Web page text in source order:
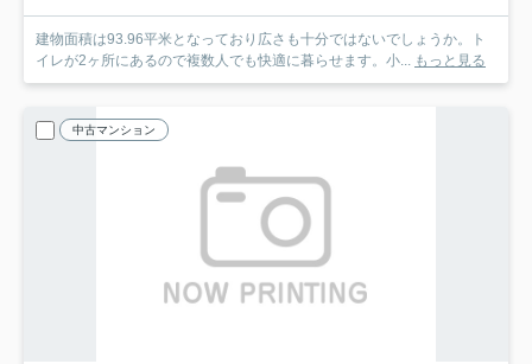
建物面積は93.96平米となっており広さも十分ではないでしょうか。ト
イレが2ヶ所にあるので複数人でも快適に暮らせます。小... もっと見る
中古マンション